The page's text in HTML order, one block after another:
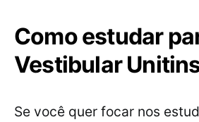
Como estudar
Vestibular
Se você quer focar nos